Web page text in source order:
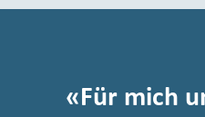
Für mich